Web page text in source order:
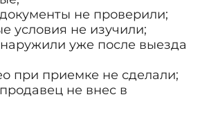
не проверили;
условия не изучили;
уже после выезда
при приемке не сделали;
не внес в